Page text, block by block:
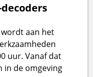
aan het
uur. Vanaf dat
in de omgeving